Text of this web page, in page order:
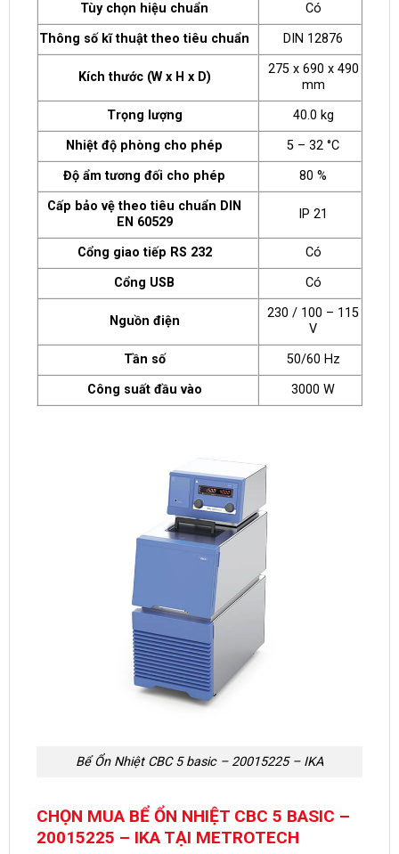
Tùy chọn hiệu chuẩn
Có
Thông số kĩ thuật theo tiêu chuẩn
DIN 12876
Kích thước (W x H x D)
275 x 690 x 490
mm
Trọng lượng
40.0 kg
Nhiệt độ phòng cho phép
5 – 32 °C
Độ ẩm tương đối cho phép
80 %
Cấp bảo vệ theo tiêu chuẩn DIN
EN 60529
IP 21
Cổng giao tiếp RS 232
Có
Cổng USB
Có
Nguồn điện
230 / 100 – 115
V
Tần số
50/60 Hz
Công suất đầu vào
3000 W
Bể Ổn Nhiệt CBC 5 basic – 20015225 – IKA
CHỌN MUA BỂ ỔN NHIỆT CBC 5 BASIC –
20015225 – IKA TẠI METROTECH